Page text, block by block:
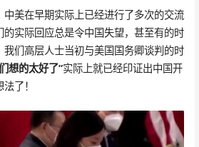
美在早期实际上已经进行了多次的交流
实际回应总是令中国失望，甚至有的时
们高层人士当初与美国国务卿谈判的时
想的太好了”实际上就已经印证出中国开
了！